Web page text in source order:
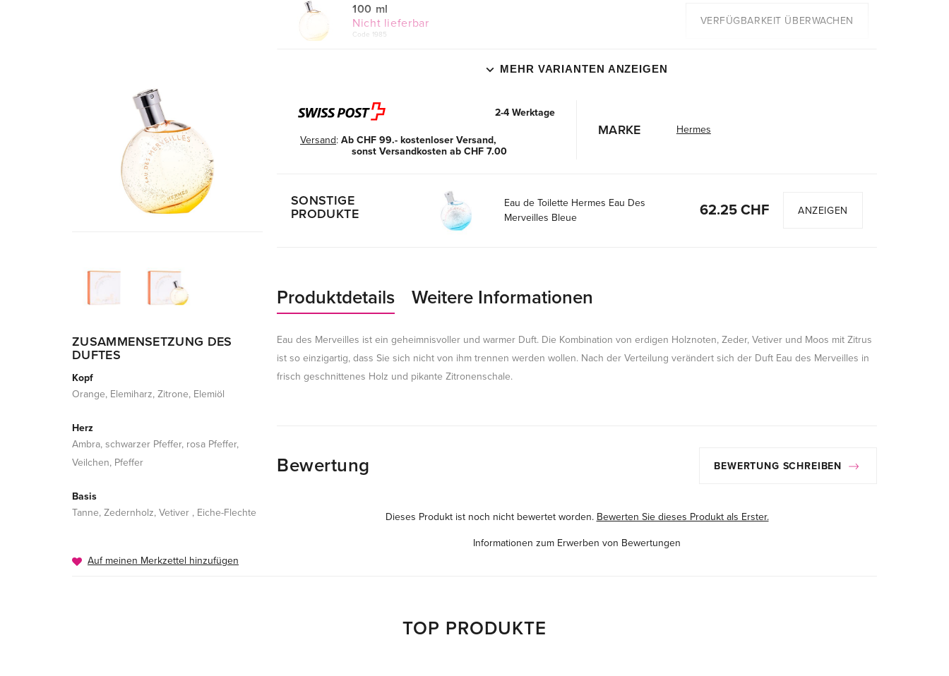
ZUSAMMENSETZUNG DES
DUFTES
Kopf
Orange, Elemiharz, Zitrone, Elemiöl
Herz
Ambra, schwarzer Pfeffer, rosa Pfeffer,
Veilchen, Pfeffer
Basis
Tanne, Zedernholz, Vetiver , Eiche-Flechte
Auf meinen Merkzettel hinzufügen
100 ml
Nicht lieferbar
Code 1985
VERFÜGBARKEIT ÜBERWACHEN
MEHR VARIANTEN ANZEIGEN
2-4 Werktage
Versand: Ab CHF 99.- kostenloser Versand,
sonst Versandkosten ab CHF 7.00
MARKE Hermes
SONSTIGE
PRODUKTE
Eau de Toilette Hermes Eau Des
Merveilles Bleue
62.25 CHF ANZEIGEN
Produktdetails Weitere Informationen
Eau des Merveilles ist ein geheimnisvoller und warmer Duft. Die Kombination von erdigen Holznoten, Zeder, Vetiver und Moos mit Zitrus
ist so einzigartig, dass Sie sich nicht von ihm trennen werden wollen. Nach der Verteilung verändert sich der Duft Eau des Merveilles in
frisch geschnittenes Holz und pikante Zitronenschale.
Bewertung BEWERTUNG SCHREIBEN
Dieses Produkt ist noch nicht bewertet worden. Bewerten Sie dieses Produkt als Erster.
Informationen zum Erwerben von Bewertungen
TOP PRODUKTE